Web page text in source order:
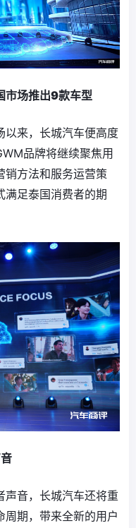
市场推出9款车型
以来，长城汽车便高度
品牌将继续聚焦用
销方法和服务运营策
满足泰国消费者的期
声音，长城汽车还将重
期，带来全新的用户